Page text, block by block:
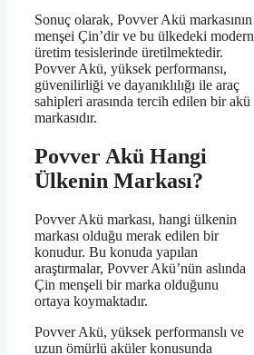
Sonuç olarak, Povver Akü markasının
menşei Çin’dir ve bu ülkedeki modern
üretim tesislerinde üretilmektedir.
Povver Akü, yüksek performansı,
güvenilirliği ve dayanıklılığı ile araç
sahipleri arasında tercih edilen bir akü
markasıdır.
Povver Akü Hangi
Ülkenin Markası?
Povver Akü markası, hangi ülkenin
markası olduğu merak edilen bir
konudur. Bu konuda yapılan
araştırmalar, Povver Akü’nün aslında
Çin menşeli bir marka olduğunu
ortaya koymaktadır.
Povver Akü, yüksek performanslı ve
uzun ömürlü aküler konusunda